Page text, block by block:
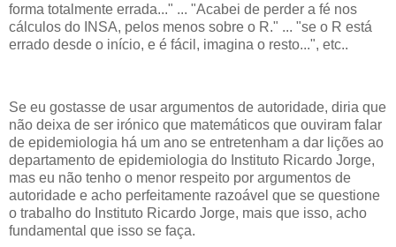
forma totalmente errada..." ... "Acabei de perder a fé nos
cálculos do INSA, pelos menos sobre o R." ... "se o R está
errado desde o início, e é fácil, imagina o resto...", etc..
Se eu gostasse de usar argumentos de autoridade, diria que
não deixa de ser irónico que matemáticos que ouviram falar
de epidemiologia há um ano se entretenham a dar lições ao
departamento de epidemiologia do Instituto Ricardo Jorge,
mas eu não tenho o menor respeito por argumentos de
autoridade e acho perfeitamente razoável que se questione
o trabalho do Instituto Ricardo Jorge, mais que isso, acho
fundamental que isso se faça.